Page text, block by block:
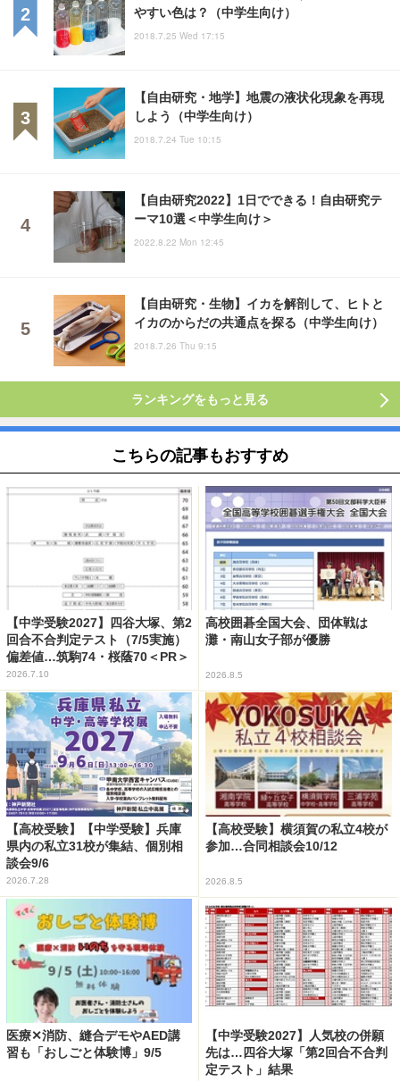
やすい色は？（中学生向け）
2018.7.25 Wed 17:15
【自由研究・地学】地震の液状化現象を再現
しよう（中学生向け）
2018.7.24 Tue 10:15
【自由研究2022】1日でできる！自由研究テ
ーマ10選＜中学生向け＞
2022.8.22 Mon 12:45
【自由研究・生物】イカを解剖して、ヒトと
イカのからだの共通点を探る（中学生向け）
2018.7.26 Thu 9:15
ランキングをもっと見る
こちらの記事もおすすめ
【中学受験2027】四谷大塚、第2
回合不合判定テスト（7/5実施）
偏差値…筑駒74・桜蔭70＜PR＞
2026.7.10
高校囲碁全国大会、団体戦は
灘・南山女子部が優勝
2026.8.5
【高校受験】【中学受験】兵庫
県内の私立31校が集結、個別相
談会9/6
2026.7.28
【高校受験】横須賀の私立4校が
参加…合同相談会10/12
2026.8.5
医療✕消防、縫合デモやAED講
習も「おしごと体験博」9/5
【中学受験2027】人気校の併願
先は…四谷大塚「第2回合不合判
定テスト」結果